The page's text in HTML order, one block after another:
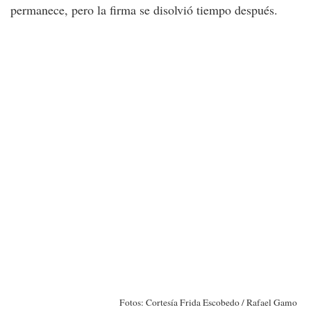
permanece, pero la firma se disolvió tiempo después.
Fotos: Cortesía Frida Escobedo / Rafael Gamo